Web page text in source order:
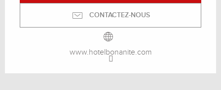
CONTACTEZ-NOUS
www.hotelbonanite.com